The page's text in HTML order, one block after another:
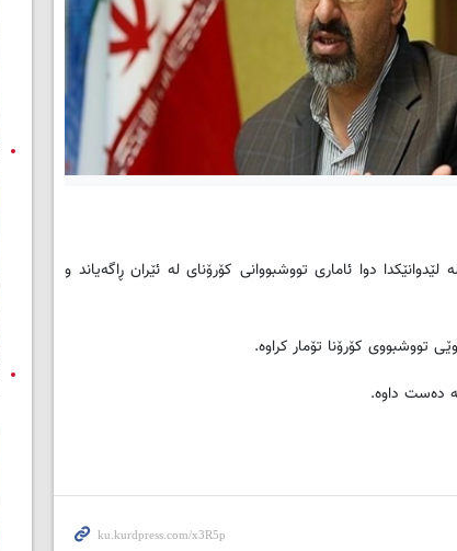
ئێران لە لێدوانێکدا دوا ئاماری تووشبووانی کۆرۆنای لە ئێران ڕاگەیاند و